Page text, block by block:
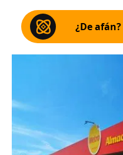
¿De afán?